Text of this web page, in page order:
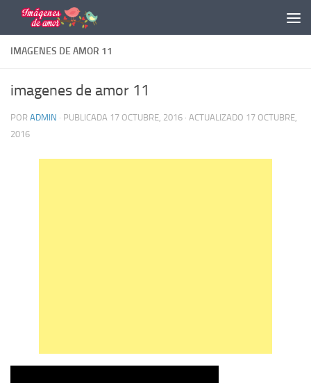
Saltar al contenido
IMAGENES DE AMOR 11
imagenes de amor 11
POR ADMIN · PUBLICADA 17 OCTUBRE, 2016 · ACTUALIZADO 17 OCTUBRE,
2016